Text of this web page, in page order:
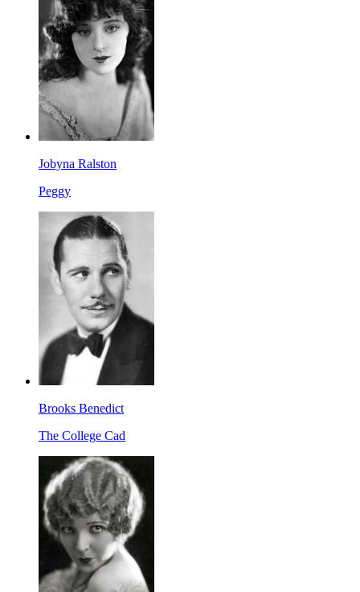
Jobyna Ralston
Peggy
Brooks Benedict
The College Cad